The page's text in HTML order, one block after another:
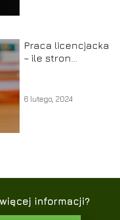
Praca licencjacka
– ile stron
6 lutego, 2024
informacji?